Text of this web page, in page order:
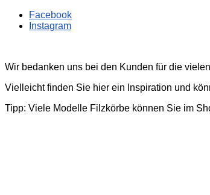
Facebook
Instagram
Wir bedanken uns bei den Kunden für die
Vielleicht finden Sie hier ein Inspiration und
Tipp: Viele Modelle Filzkörbe können Sie im